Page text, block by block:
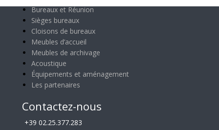
Bureaux et Réunion
Sièges bureaux
Cloisons de bureaux
Meubles d’accueil
Meubles de archivage
Acoustique
Équipements et aménagement
Les partenaires
Contactez-nous
+39 02.25.377.283